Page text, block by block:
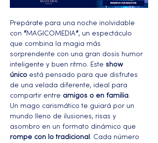
Prepárate para una noche inolvidable
con “MAGICOMEDIA”, un espectáculo
que combina la magia más
sorprendente con una gran dosis humor
inteligente y buen ritmo. Este show
único está pensado para que disfrutes
de una velada diferente, ideal para
compartir entre amigos o en familia.
Un mago carismático te guiará por un
mundo lleno de ilusiones, risas y
asombro en un formato dinámico que
rompe con lo tradicional . Cada número